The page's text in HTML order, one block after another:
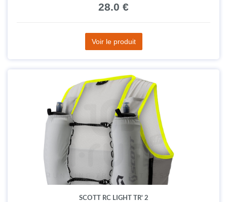
28.0 €
Voir le produit
SCOTT RC LIGHT TR' 2